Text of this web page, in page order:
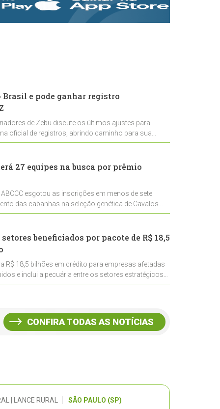
rastreabilidade e
rigor técnico para
Brasil e pode ganhar registro
de Zebu discute os últimos ajustes para
oficial de registros, abrindo caminho para sua
27 equipes na busca por prêmio
esgotou as inscrições em menos de sete
das cabanhas na seleção genética de Cavalos
beneficiados por pacote de R$ 18,5
R$ 18,5 bilhões em crédito para empresas afetadas
e inclui a pecuária entre os setores estratégicos
CONFIRA TODAS AS NOTÍCIAS
| LANCE RURAL SÃO PAULO (SP)